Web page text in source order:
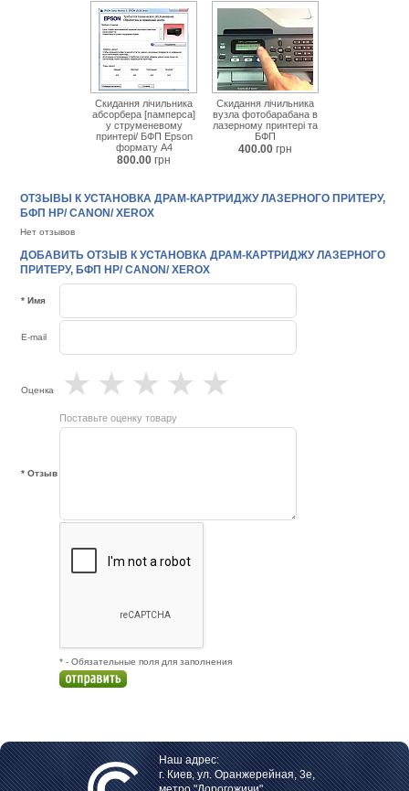
Скидання лічильника
абсорбера [памперса]
у струменевому
принтері/ БФП Epson
формату А4
800.00 грн
Скидання лічильника
вузла фотобарабана в
лазерному принтері та
БФП
400.00 грн
ОТЗЫВЫ К УСТАНОВКА ДРАМ-КАРТРИДЖУ ЛАЗЕРНОГО ПРИТЕРУ,
БФП HP/ CANON/ XEROX
Нет отзывов
ДОБАВИТЬ ОТЗЫВ К УСТАНОВКА ДРАМ-КАРТРИДЖУ ЛАЗЕРНОГО
ПРИТЕРУ, БФП HP/ CANON/ XEROX
* Имя
E-mail
Оценка ★
★
★
★
★
Поставьте оценку товару
* Отзыв
* - Обязательные поля для заполнения
Наш адрес:
г. Киев, ул. Оранжерейная, 3е,